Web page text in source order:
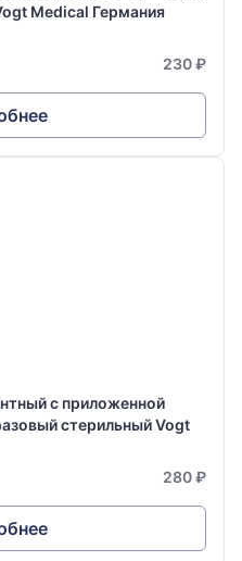
Medical Германия
230 ₽
с приложенной
стерильный Vogt
280 ₽